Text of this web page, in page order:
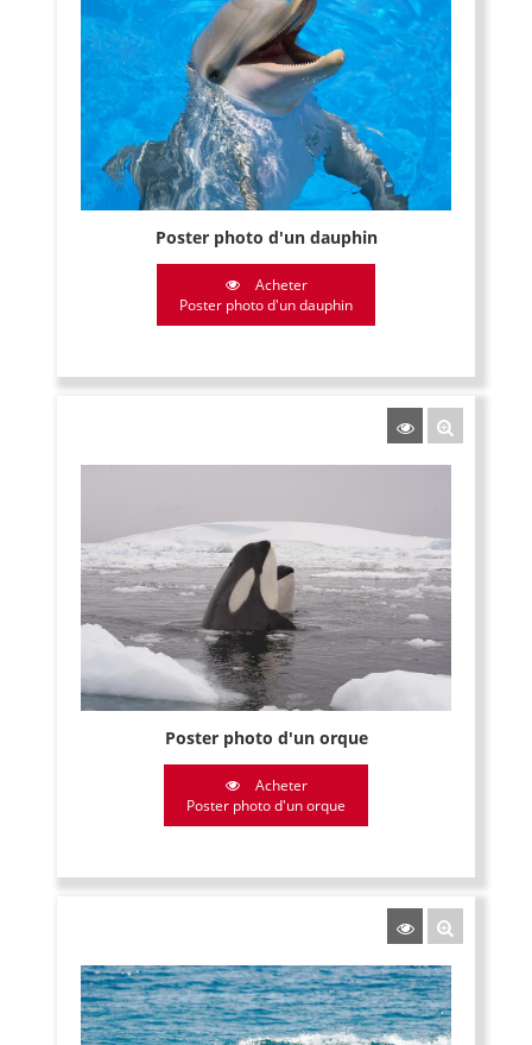
Poster photo d'un dauphin
Acheter
Poster photo d'un dauphin
Poster photo d'un orque
Acheter
Poster photo d'un orque